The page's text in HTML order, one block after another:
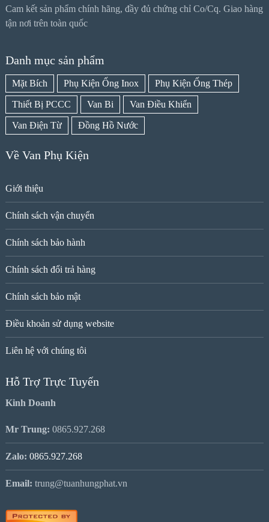
Cam kết sản phẩm chính hãng, đầy đủ chứng chỉ Co/Cq. Giao hàng
tận nơi trên toàn quốc
Danh mục sản phẩm
Mặt Bích Phụ Kiện Ống Inox Phụ Kiện Ống Thép
Thiết Bị PCCC Van Bi Van Điều Khiển
Van Điện Từ Đồng Hồ Nước
Về Van Phụ Kiện
Giới thiệu
Chính sách vận chuyển
Chính sách bảo hành
Chính sách đổi trả hàng
Chính sách bảo mật
Điều khoản sử dụng website
Liên hệ với chúng tôi
Hỗ Trợ Trực Tuyến
Kinh Doanh
Mr Trung: 0865.927.268
Zalo: 0865.927.268
Email: trung@tuanhungphat.vn